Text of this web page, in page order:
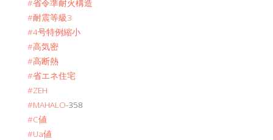
#省令準耐火構造
#耐震等級3
#4号特例縮小
#高気密
#高断熱
#省エネ住宅
#ZEH
#MAHALO-358
#C値
#Ua値